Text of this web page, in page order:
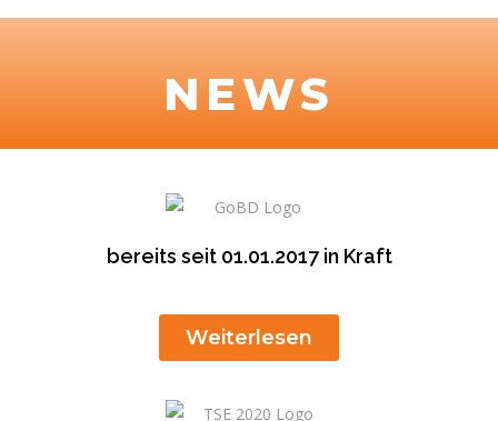
NEWS
bereits seit 01.01.2017 in Kraft
Weiterlesen